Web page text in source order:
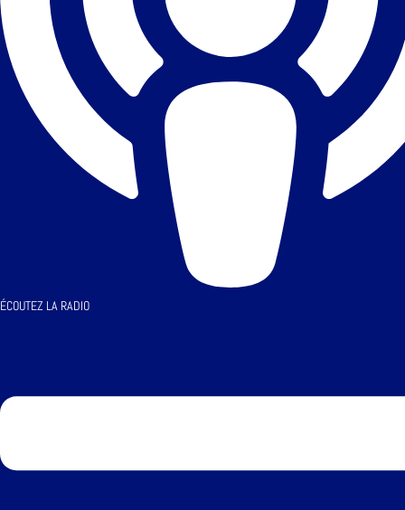
ÉCOUTEZ LA RADIO